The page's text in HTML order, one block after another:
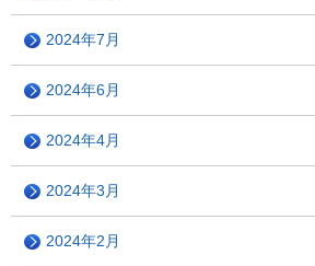
2024年7月
2024年6月
2024年4月
2024年3月
2024年2月